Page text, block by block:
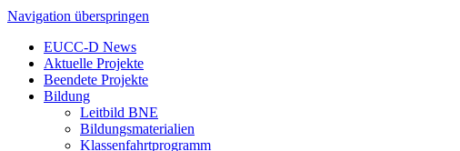
Navigation überspringen
EUCC-D News
Aktuelle Projekte
Beendete Projekte
Bildung
Leitbild BNE
Bildungsmaterialien
Klassenfahrtprogramm